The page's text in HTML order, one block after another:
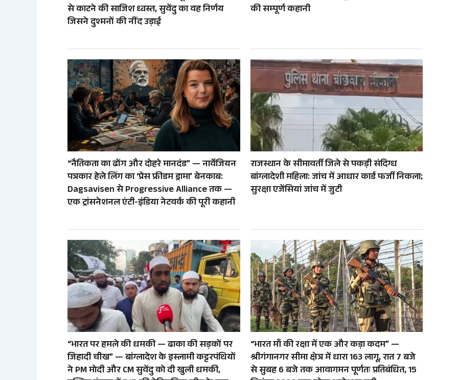
से काटने की साजिश ध्वस्त, सुवेंदु का वह निर्णय
जिसने दुश्मनों की नींद उड़ाई
की सम्पूर्ण कहानी
“नैतिकता का ढोंग और दोहरे मानदंड” — नार्वेजियन
पत्रकार हेले लिंग का ‘प्रेस फ्रीडम ड्रामा’ बेनकाब:
Dagsavisen से Progressive Alliance तक —
एक ट्रांसनेशनल एंटी-इंडिया नेटवर्क की पूरी कहानी
राजस्थान के सीमावर्ती जिले से पकड़ी संदिग्ध
बांग्लादेशी महिला: जांच में आधार कार्ड फर्जी निकला;
सुरक्षा एजेंसियां जांच में जुटी
“भारत पर हमले की धमकी — ढाका की सड़कों पर
जिहादी चीख” — बांग्लादेश के इस्लामी कट्टरपंथियों
ने PM मोदी और CM सुवेंदु को दी खुली धमकी,
“भारत माँ की रक्षा में एक और कड़ा कदम” —
श्रीगंगानगर सीमा क्षेत्र में धारा 163 लागू, रात 7 बजे
से सुबह 6 बजे तक आवागमन पूर्णतः प्रतिबंधित, 15